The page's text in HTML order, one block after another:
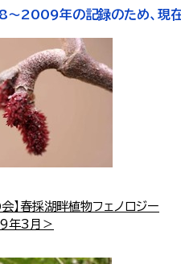
2009年の記録のため、現在
会】春採湖畔植物フェノロジー
年3月＞